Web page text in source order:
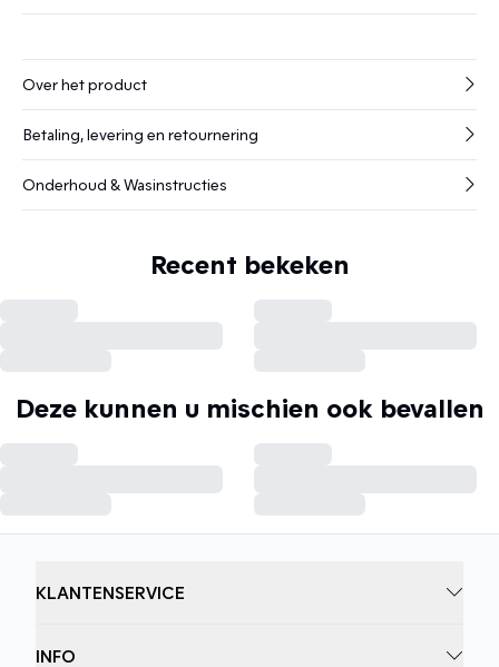
Over het product
Betaling, levering en retournering
Onderhoud & Wasinstructies
Recent bekeken
Deze kunnen u mischien ook bevallen
KLANTENSERVICE
INFO